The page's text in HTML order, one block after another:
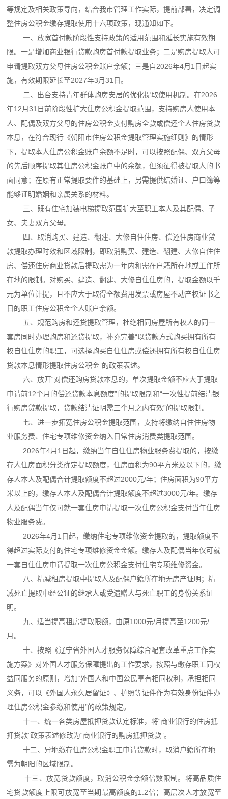
等规定及相关政策导向，结合我市管理工作实际，提前部署，决定调
整住房公积金缴存提取使用十六项政策，现通知如下。
一、放宽首付款阶段性支持政策的适用范围和延长实施有效期
限。一是增加商业银行贷款购房首付款提取业务；二是购房提取人可
申请提取双方父母住房公积金账户余额；三是自2026年4月1日起实
施，有效期限延长至2027年3月31日。
二、出台支持青年群体购房安居的优化提取使用机制。在2026
年12月31日前阶段性扩大住房公积金提取范围，支持购房人使用本
人、配偶及双方父母的住房公积金支付购房全款或偿还个人住房贷款
本息，在符合现行《朝阳市住房公积金提取管理实施细则》的情形
下，提取本人住房公积金账户余额不足时，可以按照配偶、双方父母
的先后顺序提取其住房公积金账户中的余额，但须征得被提取人的书
面同意；在原有正常提取要件的基础上，另需提供结婚证、户口簿等
能够证明婚姻和亲属关系的材料。
三、既有住宅加装电梯提取范围扩大至职工本人及其配偶、子
女、夫妻双方父母。
四、取消购买、建造、翻建、大修自住住房、偿还住房商业贷
款提取办理时效和区域限制，即取消购买、建造、翻建、大修自住住
房、偿还住房商业贷款后提取需为一年内和需在户籍所在地或工作所
在地的限制。对购买、建造、翻建、大修自住住房的，提取金额以千
元为单位计提，且不应大于取得全额费用发票或房屋不动产权证书之
日的职工住房公积金个人账户余额。
五、规范购房和还贷提取管理，杜绝相同房屋所有权人的同一
套房同时办理购房和还贷提取，补充完善“以贷款方式购买拥有所有
权自住住房的职工，可选择购买自住住房或偿还拥有所有权自住住房
贷款本息情形提取住房公积金”的政策表述。
六、放开“对偿还购房贷款本息的，单次提取金额不应大于提取
申请前12个月的偿还贷款本息额度”的提取限制和“一次性提前结清银
行购房贷款提取，贷款结清证明需三个月之内有效”的提取限制。
七、进一步拓宽住房公积金提取范围，支持将缴纳自住住房物
业服务费、住宅专项维修资金纳入日常住房消费类提取范围。
2026年4月1日起，缴纳当年自住住房物业服务费提取的，按缴
存人住房面积分类确定提取额度，住房面积为90平方米及以下的，缴
存人本人及配偶合计提取额度不超过2000元/年；住房面积为90平方
米以上的，缴存人本人及配偶合计提取额度不超过3000元/年。缴存
人及配偶当年仅可就一套住房申请提取一次住房公积金支付当年住房
物业服务费。
2026年4月1日起，缴纳住宅专项维修资金提取的，提取额度不
得超过实际支付的住宅专项维修资金金额。缴存人及配偶当年仅可就
一套自住住房申请提取一次住房公积金支付住宅专项维修资金。
八、精减租房提取中提取人及配偶户籍所在地无房产证明；精
减死亡提取中经公证的继承人或受遗赠人与死亡职工的身份关系证
明。
九、适当提高租房提取限额，由原1000元/月提高至1200元/
月。
十、按照《辽宁省外国人才服务保障综合配套改革重点工作实
施方案》对外国人才服务保障提出的工作要求，按照与缴存职工同权
益同服务的原则，增加“外国人和中国公民享有相同权利，承担相同
义务，可以《外国人永久居留证》、护照等证件作为有效身份证件办
理住房公积金参缴和使用”的政策规定。
十一、统一各类房屋抵押贷款认定标准，将“商业银行的住房抵
押贷款”政策表述修改为“商业银行的购房抵押贷款”。
十二、异地缴存住房公积金职工申请贷款时，取消户籍所在地
需为朝阳的区域限制。
十三、放宽贷款额度，取消公积金余额倍数限制。将高品质住
宅贷款额度上限可放宽至当期最高额度的1.2倍；高层次人才放宽至